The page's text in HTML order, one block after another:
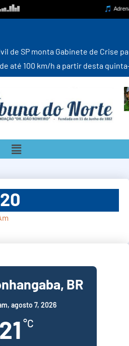
de Crise para monitorar
partir desta quinta-feira (6)
BR
agosto 7, 2026
21 °C